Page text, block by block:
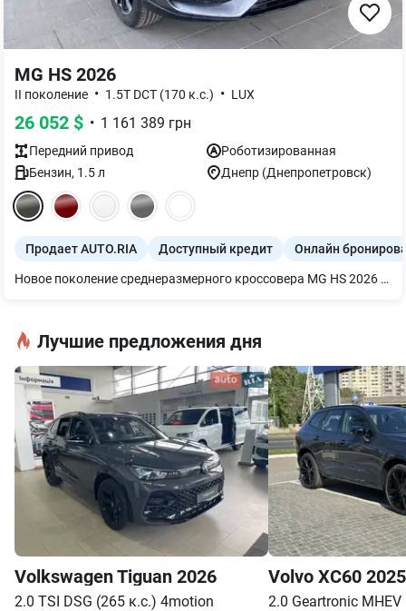
MG HS 2026
II поколение • 1.5T DCT (170 к.с.) • LUX
26 052 $ • 1 161 389 грн
Передний привод
Роботизированная
Бензин, 1.5л Днепр (Днепропетровск)
Продает AUTO.RIA Доступный кредит Онлайн
Новое поколение среднеразмерного кроссовера MG HS 2026 года в топовой комплектации LUX с мощным двигателем 1.5T DCT (170 л.с.) — это впечатляющий флагманский манифест современного британского стиля, высоких технологий и бизнес-комфорта, который предлагает покупателю бескомпромиссную альтернативу более дорогим европейским и японским аналогам. Главное преимущество этой модификации заключается в ее прогрессивном и драйверском силовом агрегате: модернизированный 1,5-литровый бензиновый турбомотор выдает солидные 170 л.с. и работает в тандеме с молниеносной 7-ступенчатой роботизированной коробкой передач с двойным сцеплением мокрого типа (DCT), что дарит кроссоверу отличную динамику, мгновенный отклик на педаль газа и образцовую топливную экономичность. Максимальное исполнение LUX полностью превращает просторный салон кроссовера в премиальный цифровой оазис, предлагая панорамную крышу, роскошные спортивные кресла с отделкой экокожей, электроприводом и памятью, двухзонный климат-контроль, беспроводную зарядку для смартфона, а также впечатляющий двойной 12,3-дюймовый экран мультимедиа и виртуального кокпита с беспроводными Apple CarPlay и Android Auto. Безопасность поднята на наивысший уровень благодаря интеллектуальному комплексу MG Pilot, который включает систему кругового обзора 360°, адаптивный круиз-контроль, автоматическое аварийное торможение и систему удержания в полосе движения. Инвестируя в новый MG HS 2026 LUX с официальной 5-летней гарантией от производителя, вы покупаете харизматичный, удивительно вместительный и ликвидный семейный SUV, который минимально теряет в цене с годами и гарантирует вам высокую остаточную стоимость на вторичном рынке Украины.
Лучшие предложения дня
VolkswagenTiguan 2026
2.0 TSI DSG (265 к.с.) 4motion
Volvo XC60 2025
2.0 Geartronic MHEV